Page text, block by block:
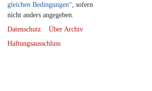
gleichen Bedingungen“, sofern
nicht anders angegeben.
Datenschutz
Über Archiv
Haftungsausschluss